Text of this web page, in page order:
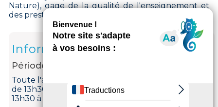
Nature), gage de la qualité de l'enseignement et
des prestations proposées.
Informations
Période d'ouverture
Toute l'année du lundi au vendredi de 8h à 12h et
de 13h30 à 20h40. Le samedi de 8h à 12h30 et de
13h30 à 19h. Le dimanche de 8h à 12h30.